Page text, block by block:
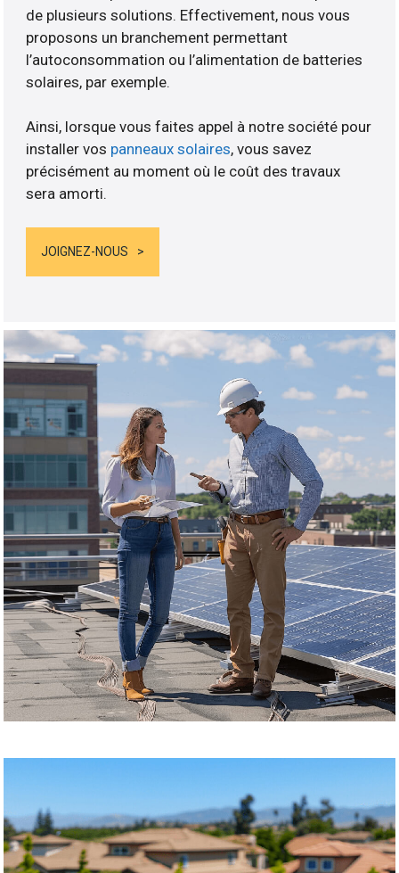
de plusieurs solutions. Effectivement, nous vous
proposons un branchement permettant
l’autoconsommation ou l’alimentation de batteries
solaires, par exemple.
Ainsi, lorsque vous faites appel à notre société pour
installer vos panneaux solaires, vous savez
précisément au moment où le coût des travaux
sera amorti.
JOIGNEZ-NOUS